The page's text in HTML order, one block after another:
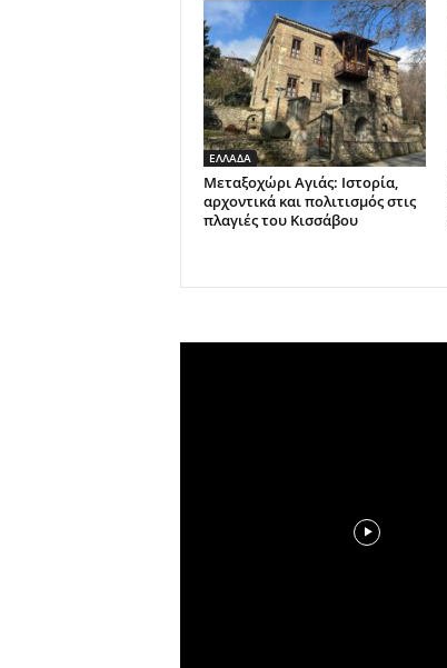
ΕΛΛΑΔΑ
Μεταξοχώρι Αγιάς: Ιστορία,
αρχοντικά και πολιτισμός στις
πλαγιές του Κισσάβου